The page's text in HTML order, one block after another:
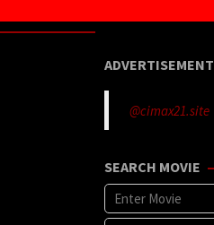
ADVERTISEMENT
@cimax21.site
SEARCH MOVIE